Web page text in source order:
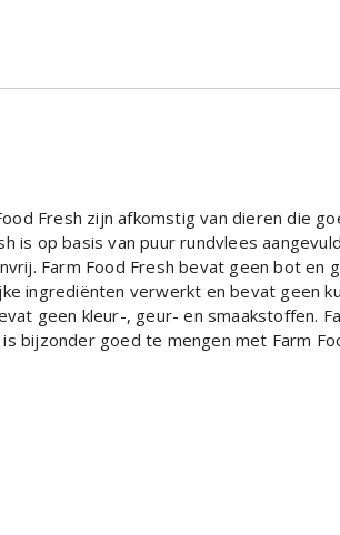
Fresh zijn afkomstig van dieren die
is op basis van puur rundvlees
Farm Food Fresh bevat geen bot en
ingrediënten verwerkt en bevat geen
geen kleur-, geur- en smaakstoffen.
bijzonder goed te mengen met Farm